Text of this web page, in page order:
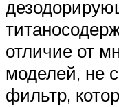
отличие от
моделей, не
фильтр,